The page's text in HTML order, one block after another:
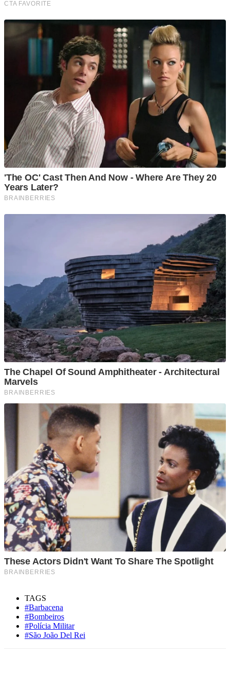
TAGS
#Barbacena
#Bombeiros
#Polícia Militar
#São João Del Rei